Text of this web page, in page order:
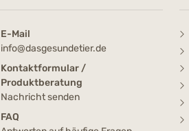
E-Mail
info@dasgesundetier.de
Kontaktformular /
Produktberatung
Nachricht senden
FAQ